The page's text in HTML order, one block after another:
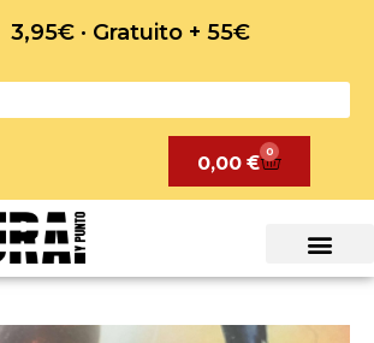
· Gratuito + 55€
0,00€ 0